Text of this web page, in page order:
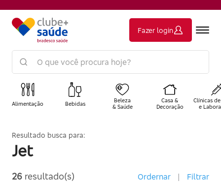
Fazer login
Alimentação Bebidas
Beleza
& Saúde
Casa &
Decoração
Clínicas
e
Resultado busca para:
Jet
26 resultado(s) Ordernar | Filtrar